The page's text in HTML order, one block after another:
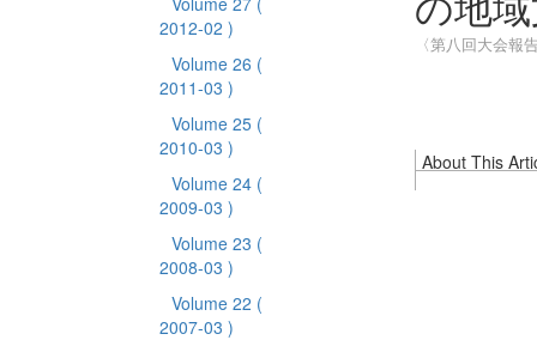
2012-02 )
Volume 26 (
2011-03 )
Volume 25 (
2010-03 )
Volume 24 (
2009-03 )
Volume 23 (
2008-03 )
Volume 22 (
2007-03 )
〈第八回大会報
About This